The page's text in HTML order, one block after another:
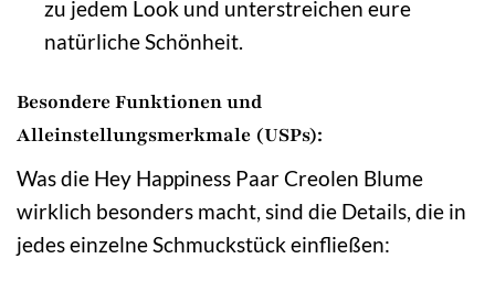
zu jedem Look und unterstreichen eure
natürliche Schönheit.
Besondere Funktionen und
Alleinstellungsmerkmale (USPs):
Was die Hey Happiness Paar Creolen Blume
wirklich besonders macht, sind die Details, die in
jedes einzelne Schmuckstück einfließen: